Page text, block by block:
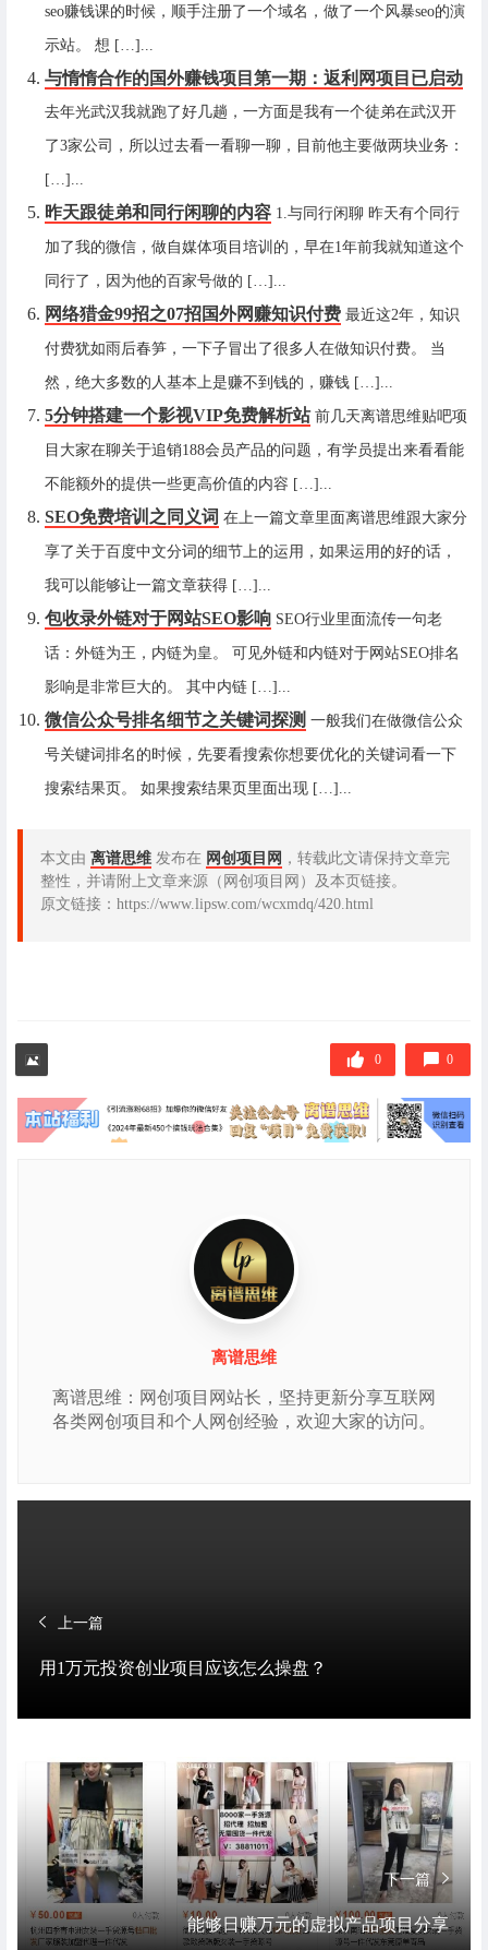
seo赚钱课的时候，顺手注册了一个域名，做了一个风暴seo的演
示站。 想 […]...
与惰惰合作的国外赚钱项目第一期：返利网项目已启动
去年光武汉我就跑了好几趟，一方面是我有一个徒弟在武汉开
了3家公司，所以过去看一看聊一聊，目前他主要做两块业务：
[…]...
昨天跟徒弟和同行闲聊的内容 1.与同行闲聊 昨天有个同行
加了我的微信，做自媒体项目培训的，早在1年前我就知道这个
同行了，因为他的百家号做的 […]...
网络猎金99招之07招国外网赚知识付费 最近这2年，知识
付费犹如雨后春笋，一下子冒出了很多人在做知识付费。 当
然，绝大多数的人基本上是赚不到钱的，赚钱 […]...
5分钟搭建一个影视VIP免费解析站 前几天离谱思维贴吧项
目大家在聊关于追销188会员产品的问题，有学员提出来看看能
不能额外的提供一些更高价值的内容 […]...
SEO免费培训之同义词 在上一篇文章里面离谱思维跟大家分
享了关于百度中文分词的细节上的运用，如果运用的好的话，
我可以能够让一篇文章获得 […]...
包收录外链对于网站SEO影响 SEO行业里面流传一句老
话：外链为王，内链为皇。 可见外链和内链对于网站SEO排名
影响是非常巨大的。 其中内链 […]...
微信公众号排名细节之关键词探测 一般我们在做微信公众
号关键词排名的时候，先要看搜索你想要优化的关键词看一下
搜索结果页。 如果搜索结果页里面出现 […]...
本文由 离谱思维 发布在 网创项目网 ，转载此文请保持文章完
整性，并请附上文章来源（网创项目网）及本页链接。
原文链接：https://www.lipsw.com/wcxmdq/420.html
0 0
离谱思维
离谱思维：网创项目网站长，坚持更新分享互联网
各类网创项目和个人网创经验，欢迎大家的访问。
上一篇
用1万元投资创业项目应该怎么操盘？
下一篇
能够日赚万元的虚拟产品项目分享